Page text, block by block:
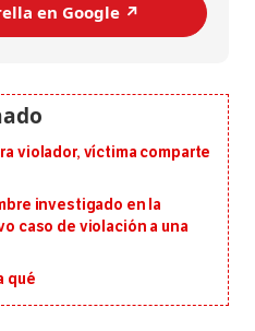
en Google ↗️
violador, víctima comparte
investigado en la
caso de violación a una
qué